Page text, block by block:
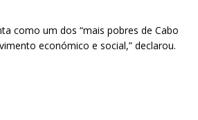
como um dos “mais pobres de Cabo
económico e social,” declarou.